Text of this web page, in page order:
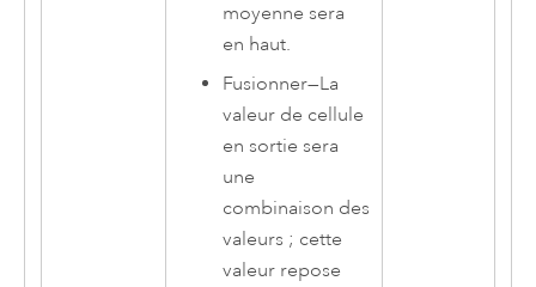
moyenne sera
en haut.
Fusionner—La
valeur de cellule
en sortie sera
une
combinaison des
valeurs ; cette
valeur repose